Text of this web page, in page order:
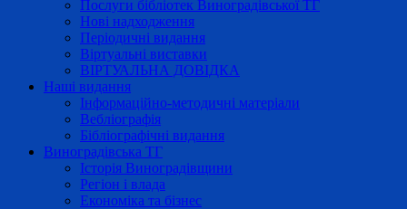
Послуги бібліотек Виноградівської ТГ
Нові надходження
Періодичні видання
Віртуальні виставки
ВІРТУАЛЬНА ДОВІДКА
Наші видання
Інформаційно-методичні матеріали
Вебліографія
Бібліографічні видання
Виноградівська ТГ
Історія Виноградівщини
Регіон і влада
Економіка та бізнес